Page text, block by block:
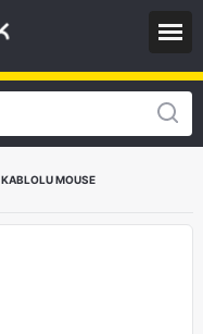
KABLOLU MOUSE